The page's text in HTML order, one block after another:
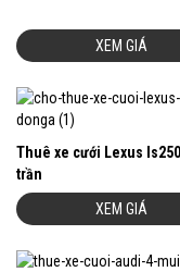
XEM GIÁ
Thuê xe cưới Lexus
trần
XEM GIÁ